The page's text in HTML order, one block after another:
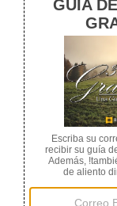
lo
Después
Otras
English